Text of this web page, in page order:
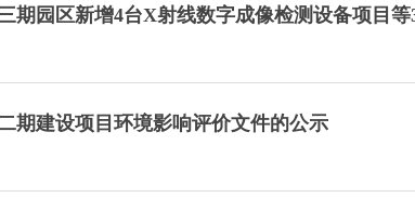
期园区新增4台X射线数字成像检测设备项目
期建设项目环境影响评价文件的公示